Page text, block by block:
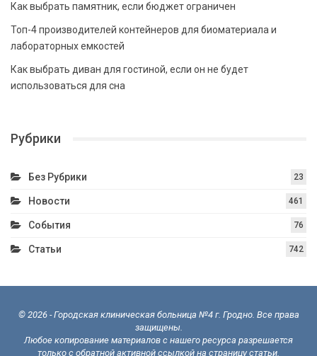
Как выбрать памятник, если бюджет ограничен
Топ-4 производителей контейнеров для биоматериала и
лабораторных емкостей
Как выбрать диван для гостиной, если он не будет
использоваться для сна
Рубрики
Без Рубрики 23
Новости 461
События 76
Статьи 742
© 2026 - Городская клиническая больница №4 г. Гродно. Все права
защищены.
Любое копирование материалов с нашего ресурса разрешается
только с обратной активной ссылкой на страницу статьи.